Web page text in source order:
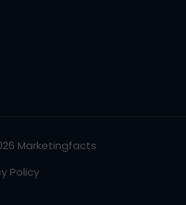
Marketingfacts
Policy